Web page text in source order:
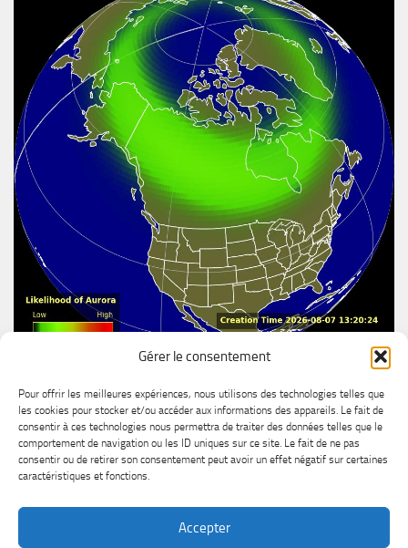
Gérer le consentement
Pour offrir les meilleures expériences, nous utilisons des technologies telles que
les cookies pour stocker et/ou accéder aux informations des appareils. Le fait de
consentir à ces technologies nous permettra de traiter des données telles que le
comportement de navigation ou les ID uniques sur ce site. Le fait de ne pas
consentir ou de retirer son consentement peut avoir un effet négatif sur certaines
caractéristiques et fonctions.
Accepter